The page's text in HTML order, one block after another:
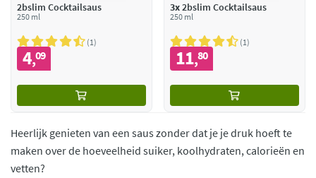
2bslim Cocktailsaus
250 ml
1
4,09
3x2bslim Cocktailsaus
250 ml
1
11,80
Heerlijk genieten van een saus zonder dat je je druk hoeft te
maken over de hoeveelheid suiker, koolhydraten, calorieën en
vetten?